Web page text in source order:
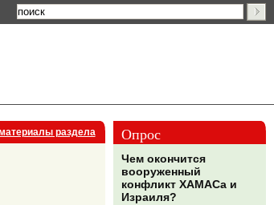
раздела Опрос
Чем окончится
вооруженный
конфликт ХАМАСа и
Израиля?